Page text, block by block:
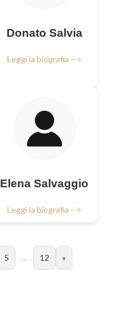
Donato Salvia
Leggi la biografia -->
Elena Salvaggio
Leggi la biografia -->
5 … 12 »